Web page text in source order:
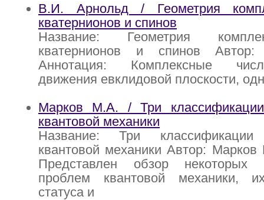
В.И. Арнольд / Геометрия
кватернионов и спинов
Название: Геометрия
кватернионов и спинов
Аннотация: Комплексные
движения евклидовой плоскости,
Марков М.А. / Три классификации
квантовой механики
Название: Три классификации
квантовой механики Автор:
Представлен обзор некоторых
проблем квантовой механики,
статуса и